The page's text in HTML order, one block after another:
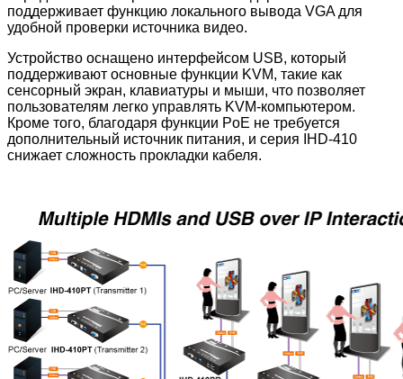
поддерживает функцию локального вывода VGA для
удобной проверки источника видео.
Устройство оснащено интерфейсом USB, который
поддерживают основные функции KVM, такие как
сенсорный экран, клавиатуры и мыши, что позволяет
пользователям легко управлять KVM-компьютером.
Кроме того, благодаря функции PoE не требуется
дополнительный источник питания, и серия IHD-410
снижает сложность прокладки кабеля.